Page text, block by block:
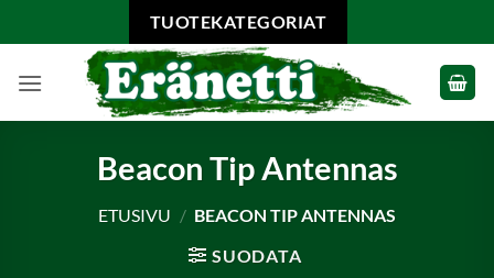
to
TUOTEKATEGORIAT
Beacon Tip Antennas
ETUSIVU / BEACON TIP ANTENNAS
SUODATA